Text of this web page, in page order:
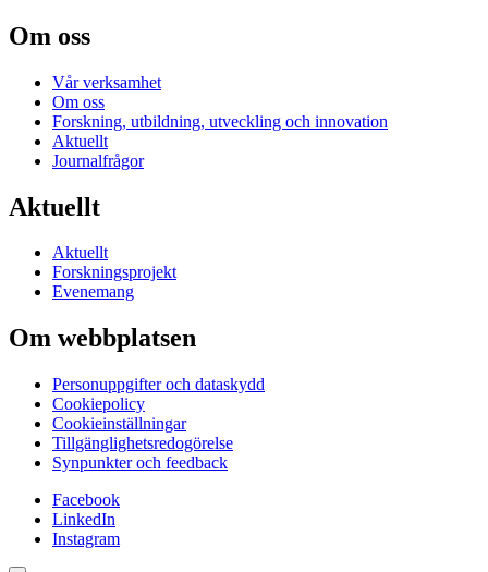
Om oss
Vår verksamhet
Om oss
Forskning, utbildning, utveckling och innovation
Aktuellt
Journalfrågor
Aktuellt
Aktuellt
Forskningsprojekt
Evenemang
Om webbplatsen
Personuppgifter och dataskydd
Cookiepolicy
Cookieinställningar
Tillgänglighetsredogörelse
Synpunkter och feedback
Facebook
LinkedIn
Instagram